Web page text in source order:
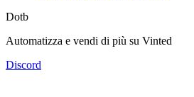
Dotb
Automatizza e vendi di più su Vinted
Discord